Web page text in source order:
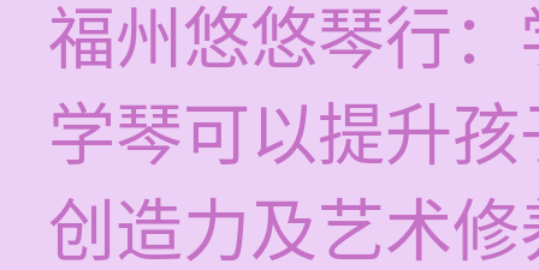
福州悠悠琴行
学琴可以提升
创造力及艺术